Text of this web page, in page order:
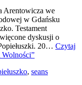
Arentowicza we
w Gdańsku
Testament
dyskusji o
20… Czytaj
Wolności”
, seans